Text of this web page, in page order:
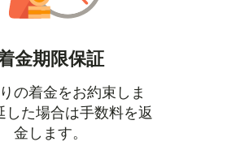
す）
金期限保証
の着金をお約束しま
した場合は手数料を返
金します。